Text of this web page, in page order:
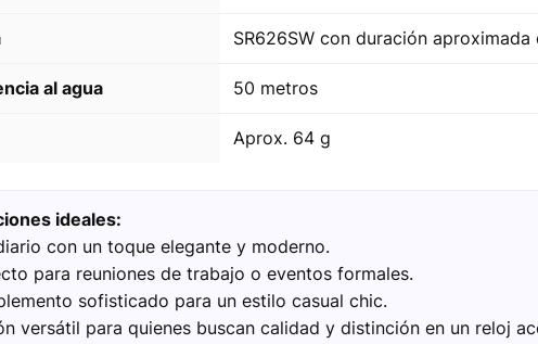
SR626SW con duración aproximada
al agua 50 metros
Aprox. 64 g
ideales:
con un toque elegante y moderno.
para reuniones de trabajo o eventos formales.
sofisticado para un estilo casual chic.
versátil para quienes buscan calidad y distinción en un reloj